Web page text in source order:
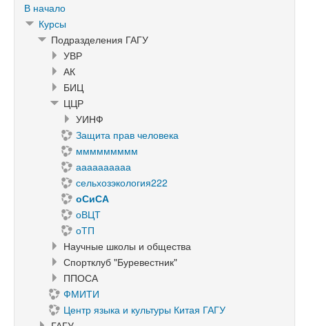
В начало
Курсы
Подразделения ГАГУ
УВР
АК
БИЦ
ЦЦР
УИНФ
Защита прав человека
ммммммммм
аааааааааа
сельхозэкология222
оСиСА
оВЦТ
оТП
Научные школы и общества
Спортклуб "Буревестник"
ППОСА
ФМИТИ
Центр языка и культуры Китая ГАГУ